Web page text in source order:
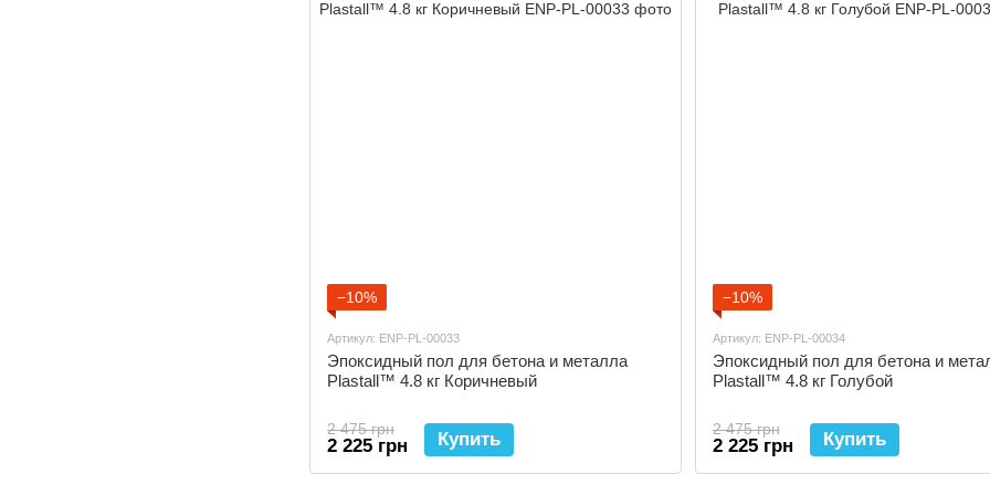
−10%
Артикул: ENP-PL-00033
Эпоксидный пол для бетона и металла
Plastall™ 4.8 кг Коричневый
2 475 грн
2 225 грн Купить
−10%
Артикул: ENP-PL-00034
Эпоксидный пол для бетона и
Plastall™ 4.8 кг Голубой
2 475 грн
2 225 грн Купить